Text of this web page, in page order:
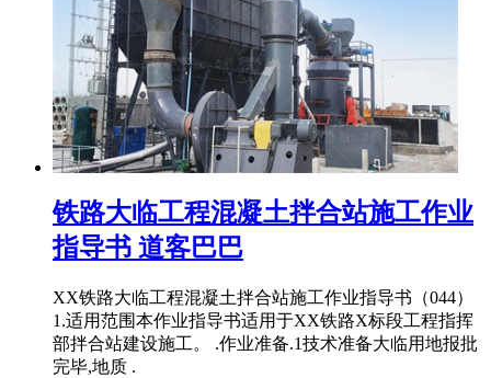
铁路大临工程混凝土拌合站施工作业
指导书 道客巴巴
XX铁路大临工程混凝土拌合站施工作业指导书（044）
1.适用范围本作业指导书适用于XX铁路X标段工程指挥
部拌合站建设施工。 .作业准备.1技术准备大临用地报批
完毕,地质 .